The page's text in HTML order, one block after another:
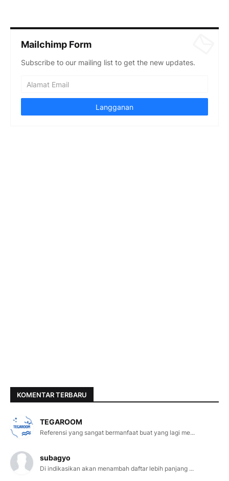
Mailchimp Form
Subscribe to our mailing list to get the new updates.
KOMENTAR TERBARU
TEGAROOM
Referensi yang sangat bermanfaat buat yang lagi me...
subagyo
Di indikasikan akan menambah daftar lebih panjang ...